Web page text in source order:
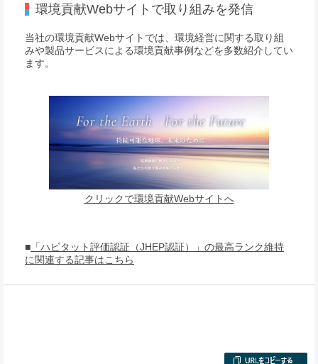
環境貢献Webサイトで取り組みを発信
当社の環境貢献Webサイトでは、環境経営に関する取り組
みや製品サービスによる環境貢献事例などを多数紹介してい
ます。
クリックで環境貢献Webサイトへ
■ 「ハビタット評価認証（JHEP認証）」の最高ランク維持
に関連する記事はこちら